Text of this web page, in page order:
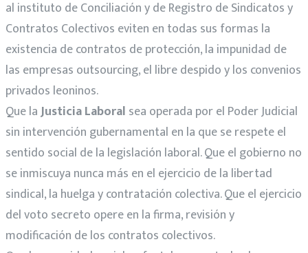
al instituto de Conciliación y de Registro de Sindicatos y
Contratos Colectivos eviten en todas sus formas la
existencia de contratos de protección, la impunidad de
las empresas outsourcing, el libre despido y los convenios
privados leoninos.
Que laJusticia Laboral sea operada por el Poder Judicial
sin intervención gubernamental en la que se respete el
sentido social de la legislación laboral. Que el gobierno no
se inmiscuya nunca más en el ejercicio de la libertad
sindical, la huelga y contratación colectiva. Que el ejercicio
del voto secreto opere en la firma, revisión y
modificación de los contratos colectivos.